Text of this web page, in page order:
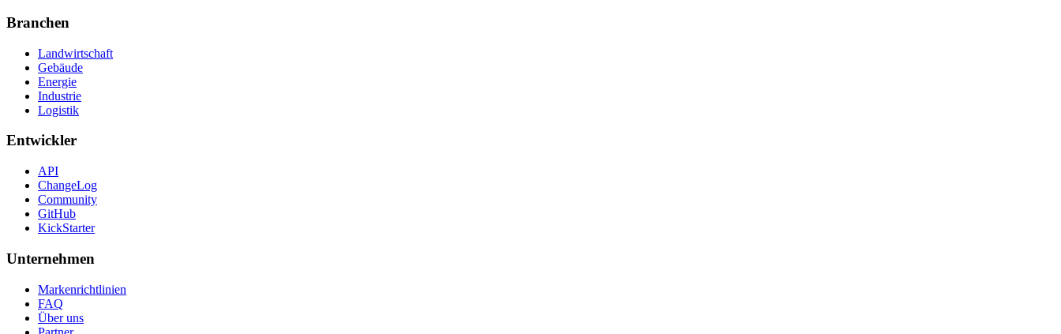
Branchen
Landwirtschaft
Gebäude
Energie
Industrie
Logistik
Entwickler
API
ChangeLog
Community
GitHub
KickStarter
Unternehmen
Markenrichtlinien
FAQ
Über uns